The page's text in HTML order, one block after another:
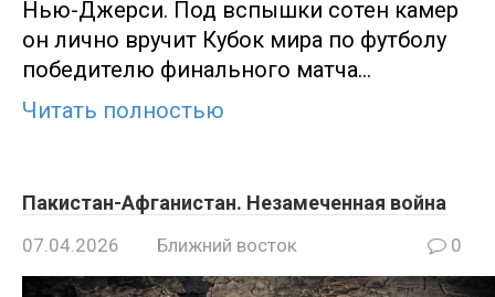
Нью-Джерси. Под вспышки сотен камер
он лично вручит Кубок мира по футболу
победителю финального матча…
Читать полностью
Пакистан-Афганистан. Незамеченная война
07.04.2026 Ближний восток 0